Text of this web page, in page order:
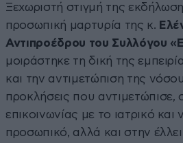
Ξεχωριστή στιγμή της
προσωπική μαρτυρία της κ.
Αντιπροέδρου του Συλλόγου
μοιράστηκε τη δική της
και την αντιμετώπιση της
προκλήσεις που αντιμετώπισε,
επικοινωνίας με το ιατρικό και
προσωπικό, αλλά και στην